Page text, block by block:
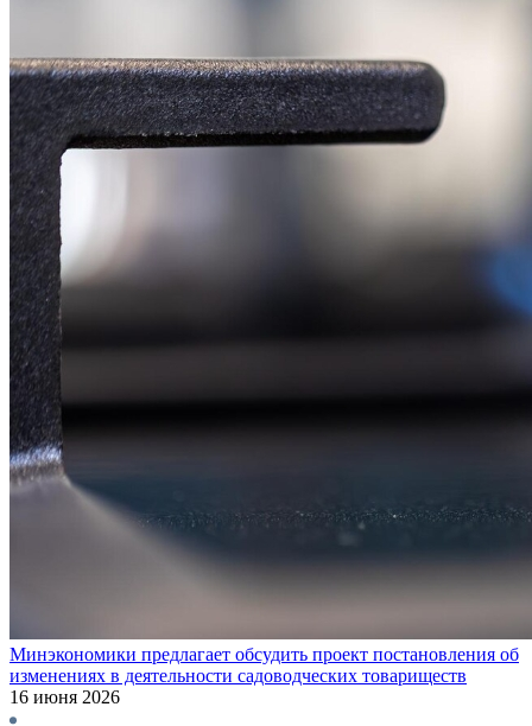
Минэкономики предлагает обсудить проект постановления об
изменениях в деятельности садоводческих товариществ
16 июня 2026